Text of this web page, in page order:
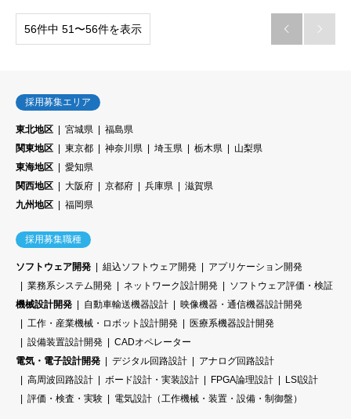
56件中 51〜56件を表示  
採用募集エリア
東北地区 宮城県
福島県
関東地区
東京都 神奈川県 埼玉県 栃木県
山梨県
東海地区
愛知県
関西地区
大阪府 京都府 兵庫県
滋賀県
九州地区
福岡県
採用募集職種
ソフトウェア開発 組込ソフトウェア開発
アプリケーション開発
業務系システム開発
ネットワーク設計開発
ソフトウェア評価・検証
機械設計開発
自動車輸送機器設計
映像機器・通信機器設計開発
工作・産業機械・ロボット設計開発
医療系機器設計開発
設備装置設計開発
CADオペレーター
電気・電子設計開発
デジタル回路設計
アナログ回路設計
高周波回路設計
ボード設計・実装設計 FPGA論理設計
LSI設計
評価・検査・実験
電気設計（工作機械・装置・設備・制御盤）